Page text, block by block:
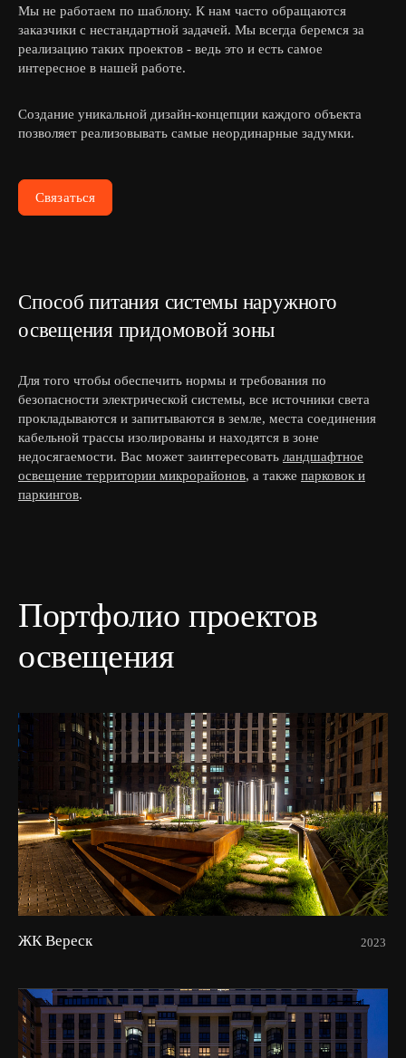
Мы не работаем по шаблону. К нам часто обращаются
заказчики с нестандартной задачей. Мы всегда беремся за
реализацию таких проектов - ведь это и есть самое
интересное в нашей работе.
Создание уникальной дизайн-концепции каждого объекта
позволяет реализовывать самые неординарные задумки.
Связаться
Способ питания системы наружного
освещения придомовой зоны
Для того чтобы обеспечить нормы и требования по
безопасности электрической системы, все источники света
прокладываются и запитываются в земле, места соединения
кабельной трассы изолированы и находятся в зоне
недосягаемости. Вас может заинтересовать ландшафтное
освещение территории микрорайонов, а также парковок и
паркингов.
Портфолио проектов
освещения
ЖК Вереск 2023